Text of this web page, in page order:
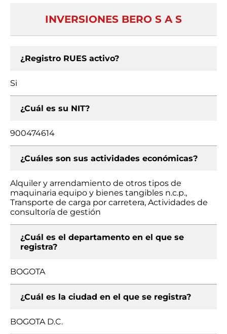
INVERSIONES BERO S A S
¿Registro RUES activo?
Si
¿Cuál es su NIT?
900474614
¿Cuáles son sus actividades económicas?
Alquiler y arrendamiento de otros tipos de
maquinaria equipo y bienes tangibles n.c.p.,
Transporte de carga por carretera, Actividades de
consultoría de gestión
¿Cuál es el departamento en el que se
registra?
BOGOTA
¿Cuál es la ciudad en el que se registra?
BOGOTA D.C.